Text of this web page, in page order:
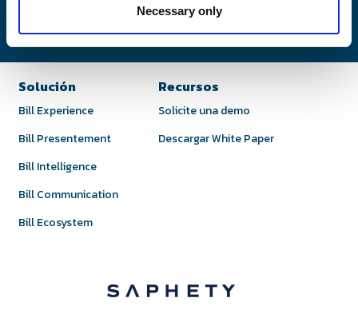
Necessary only
Solicite una demo
Descargar White
Solución
Bill Experience
Bill Presentement
Bill Intelligence
Bill Communication
Bill Ecosystem
Recursos
Solicite una demo
Descargar White Paper